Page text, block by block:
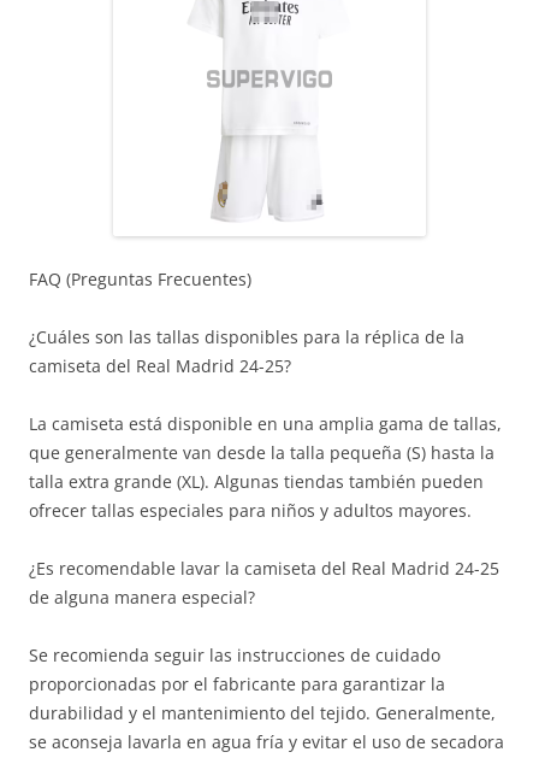
FAQ (Preguntas Frecuentes)
¿Cuáles son las tallas disponibles para la réplica de la
camiseta del Real Madrid 24-25?
La camiseta está disponible en una amplia gama de tallas,
que generalmente van desde la talla pequeña (S) hasta la
talla extra grande (XL). Algunas tiendas también pueden
ofrecer tallas especiales para niños y adultos mayores.
¿Es recomendable lavar la camiseta del Real Madrid 24-25
de alguna manera especial?
Se recomienda seguir las instrucciones de cuidado
proporcionadas por el fabricante para garantizar la
durabilidad y el mantenimiento del tejido. Generalmente,
se aconseja lavarla en agua fría y evitar el uso de secadora